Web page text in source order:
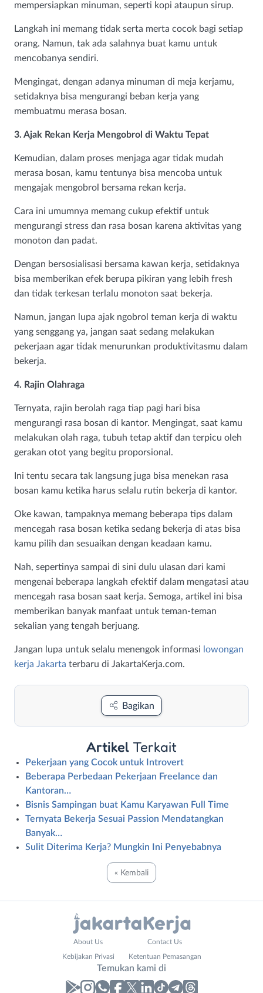
mempersiapkan minuman, seperti kopi ataupun sirup.
Langkah ini memang tidak serta merta cocok bagi setiap
orang. Namun, tak ada salahnya buat kamu untuk
mencobanya sendiri.
Mengingat, dengan adanya minuman di meja kerjamu,
setidaknya bisa mengurangi beban kerja yang
membuatmu merasa bosan.
3. Ajak Rekan Kerja Mengobrol di Waktu Tepat
Kemudian, dalam proses menjaga agar tidak mudah
merasa bosan, kamu tentunya bisa mencoba untuk
mengajak mengobrol bersama rekan kerja.
Cara ini umumnya memang cukup efektif untuk
mengurangi stress dan rasa bosan karena aktivitas yang
monoton dan padat.
Dengan bersosialisasi bersama kawan kerja, setidaknya
bisa memberikan efek berupa pikiran yang lebih fresh
dan tidak terkesan terlalu monoton saat bekerja.
Namun, jangan lupa ajak ngobrol teman kerja di waktu
yang senggang ya, jangan saat sedang melakukan
pekerjaan agar tidak menurunkan produktivitasmu dalam
bekerja.
4. Rajin Olahraga
Ternyata, rajin berolah raga tiap pagi hari bisa
mengurangi rasa bosan di kantor. Mengingat, saat kamu
melakukan olah raga, tubuh tetap aktif dan terpicu oleh
gerakan otot yang begitu proporsional.
Ini tentu secara tak langsung juga bisa menekan rasa
bosan kamu ketika harus selalu rutin bekerja di kantor.
Oke kawan, tampaknya memang beberapa tips dalam
mencegah rasa bosan ketika sedang bekerja di atas bisa
kamu pilih dan sesuaikan dengan keadaan kamu.
Nah, sepertinya sampai di sini dulu ulasan dari kami
mengenai beberapa langkah efektif dalam mengatasi atau
mencegah rasa bosan saat kerja. Semoga, artikel ini bisa
memberikan banyak manfaat untuk teman-teman
sekalian yang tengah berjuang.
Jangan lupa untuk selalu menengok informasi lowongan
kerja Jakarta terbaru di JakartaKerja.com.
Bagikan
Artikel Terkait
Pekerjaan yang Cocok untuk Introvert
Beberapa Perbedaan Pekerjaan Freelance dan
Kantoran…
Bisnis Sampingan buat Kamu Karyawan Full Time
Ternyata Bekerja Sesuai Passion Mendatangkan
Banyak…
Sulit Diterima Kerja? Mungkin Ini Penyebabnya
« Kembali
About Us Contact Us
Kebijakan Privasi Ketentuan Pemasangan
Temukan kami di